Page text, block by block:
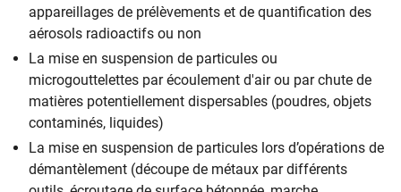
appareillages de prélèvements et de quantification des
aérosols radioactifs ou non
La mise en suspension de particules ou
microgouttelettes par écoulement d'air ou par chute de
matières potentiellement dispersables (poudres, objets
contaminés, liquides)
La mise en suspension de particules lors d’opérations de
démantèlement (découpe de métaux par différents